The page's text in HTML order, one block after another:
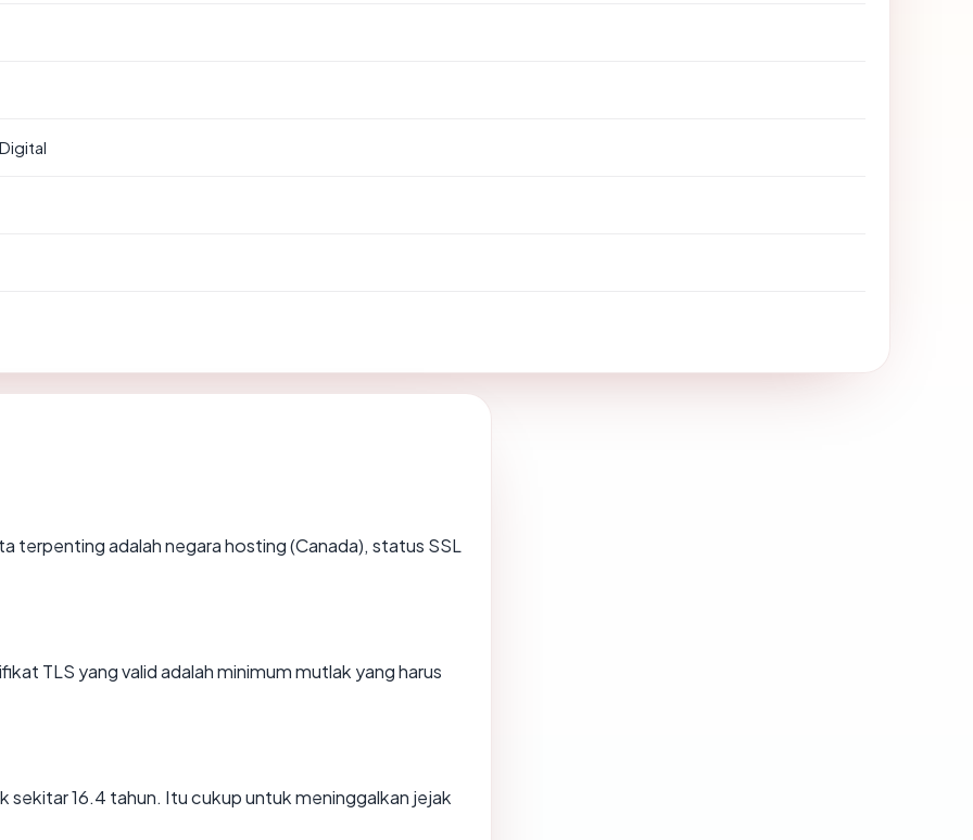
terpenting adalah negara hosting (Canada), status SSL
TLS yang valid adalah minimum mutlak yang harus
16.4 tahun. Itu cukup untuk meninggalkan jejak